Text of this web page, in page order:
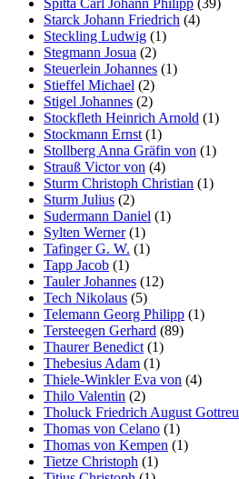
Spitta Carl Johann Philipp (39)
Starck Johann Friedrich (4)
Steckling Ludwig (1)
Stegmann Josua (2)
Steuerlein Johannes (1)
Stieffel Michael (2)
Stigel Johannes (2)
Stockfleth Heinrich Arnold (1)
Stockmann Ernst (1)
Stollberg Anna Gräfin von (1)
Strauß Victor von (4)
Sturm Christoph Christian (1)
Sturm Julius (2)
Sudermann Daniel (1)
Sylten Werner(1)
Tafinger G. W. (1)
Tapp Jacob (1)
Tauler Johannes (12)
Tech Nikolaus (5)
Telemann Georg Philipp (1)
Tersteegen Gerhard (89)
Thaurer Benedict (1)
Thebesius Adam (1)
Thiele-Winkler Eva von (4)
Thilo Valentin (2)
Tholuck Friedrich August Gottreu
Thomas von Celano (1)
Thomas von Kempen (1)
Tietze Christoph (1)